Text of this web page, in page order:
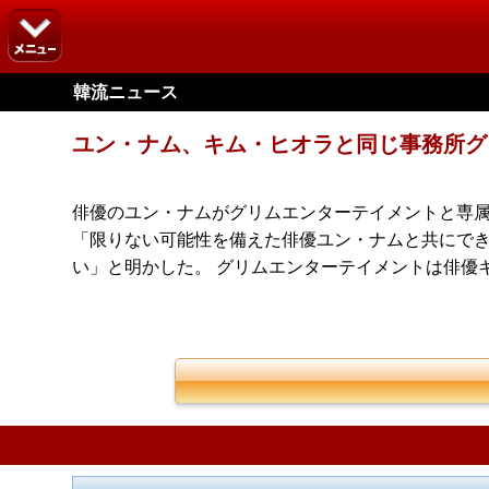
韓流ニュース
ユン・ナム、キム・ヒオラと同じ事務所
俳優のユン・ナムがグリムエンターテイメントと専
「限りない可能性を備えた俳優ユン・ナムと共に
い」と明かした。 グリムエンターテイメントは俳優